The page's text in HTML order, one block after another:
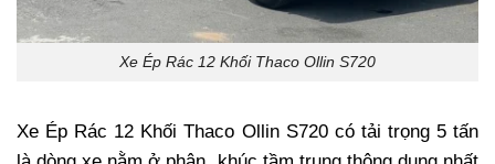
Xe Ép Rác 12 Khối Thaco Ollin S720
Xe Ép Rác 12 Khối Thaco Ollin S720 có tải trọng 5 tấn